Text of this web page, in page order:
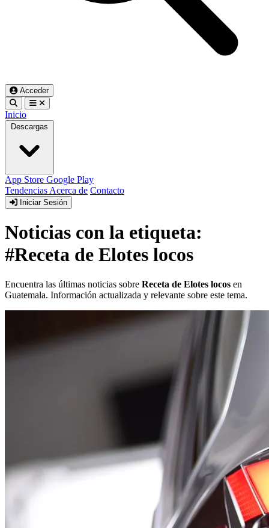
Acceder
Inicio
Descargas
App Store Google Play
Tendencias Acerca de Contacto
Iniciar Sesión
Noticias con la etiqueta:
#Receta de Elotes locos
Encuentra las últimas noticias sobre Receta de Elotes locos en
Guatemala. Información actualizada y relevante sobre este tema.